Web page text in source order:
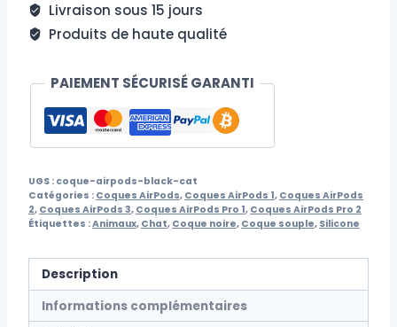
CatLivraison sous 15 jours
Produits de haute qualité
PAIEMENT SÉCURISÉ GARANTI
UGS : coque-airpods-black-cat
Catégories : Coques AirPods, Coques AirPods 1, Coques AirPods
2, Coques AirPods 3, Coques AirPods Pro 1, Coques AirPods Pro 2
Étiquettes :Animaux, Chat, Coque noire, Coque souple, Silicone
Description
Informations complémentaires